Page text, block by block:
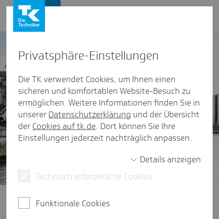
Krankenversicherung, der Zugang
Gesundheitspolitik im Fokus
Privat­sphäre-Einstel­lungen
Die TK verwendet Cookies, um Ihnen einen
sicheren und komfortablen Website-Besuch zu
ermöglichen. Weitere Informationen finden Sie in
unserer Datenschutzerklärung und der Übersicht
der Cookies auf tk.de. Dort können Sie Ihre
Einstellungen jederzeit nachträglich anpassen.
Details anzeigen
Technisch erforderliche Cookies
Funktionale Cookies